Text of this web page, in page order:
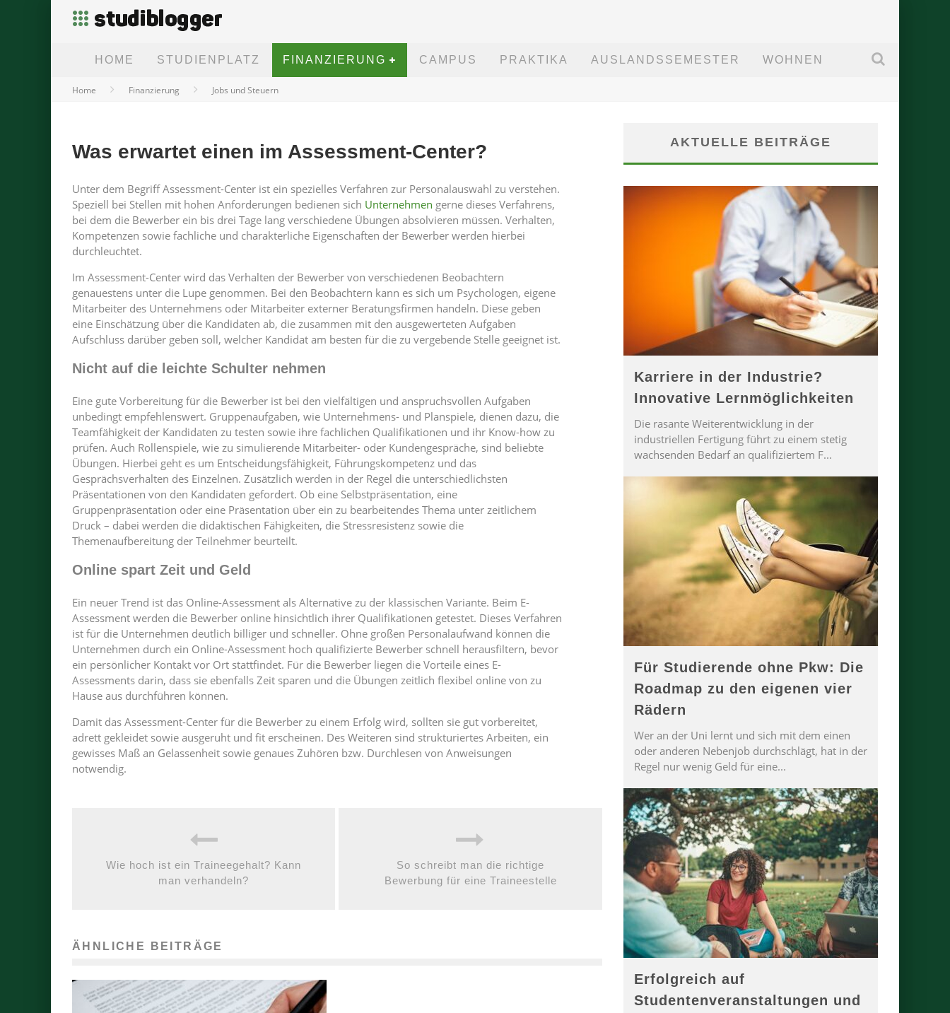
HOME STUDIENPLATZ FINANZIERUNG CAMPUS PRAKTIKA AUSLANDSSEMESTER WOHNEN
Home Finanzierung Jobs und Steuern
Was erwartet einen im Assessment-Center?
Unter dem Begriff Assessment-Center ist ein spezielles Verfahren zur Personalauswahl zu verstehen.
Speziell bei Stellen mit hohen Anforderungen bedienen sich Unternehmen gerne dieses Verfahrens,
bei dem die Bewerber ein bis drei Tage lang verschiedene Übungen absolvieren müssen. Verhalten,
Kompetenzen sowie fachliche und charakterliche Eigenschaften der Bewerber werden hierbei
durchleuchtet.
Im Assessment-Center wird das Verhalten der Bewerber von verschiedenen Beobachtern
genauestens unter die Lupe genommen. Bei den Beobachtern kann es sich um Psychologen, eigene
Mitarbeiter des Unternehmens oder Mitarbeiter externer Beratungsfirmen handeln. Diese geben
eine Einschätzung über die Kandidaten ab, die zusammen mit den ausgewerteten Aufgaben
Aufschluss darüber geben soll, welcher Kandidat am besten für die zu vergebende Stelle geeignet ist.
Nicht auf die leichte Schulter nehmen
Eine gute Vorbereitung für die Bewerber ist bei den vielfältigen und anspruchsvollen Aufgaben
unbedingt empfehlenswert. Gruppenaufgaben, wie Unternehmens- und Planspiele, dienen dazu, die
Teamfähigkeit der Kandidaten zu testen sowie ihre fachlichen Qualifikationen und ihr Know-how zu
prüfen. Auch Rollenspiele, wie zu simulierende Mitarbeiter- oder Kundengespräche, sind beliebte
Übungen. Hierbei geht es um Entscheidungsfähigkeit, Führungskompetenz und das
Gesprächsverhalten des Einzelnen. Zusätzlich werden in der Regel die unterschiedlichsten
Präsentationen von den Kandidaten gefordert. Ob eine Selbstpräsentation, eine
Gruppenpräsentation oder eine Präsentation über ein zu bearbeitendes Thema unter zeitlichem
Druck – dabei werden die didaktischen Fähigkeiten, die Stressresistenz sowie die
Themenaufbereitung der Teilnehmer beurteilt.
Online spart Zeit und Geld
Ein neuer Trend ist das Online-Assessment als Alternative zu der klassischen Variante. Beim E-
Assessment werden die Bewerber online hinsichtlich ihrer Qualifikationen getestet. Dieses Verfahren
ist für die Unternehmen deutlich billiger und schneller. Ohne großen Personalaufwand können die
Unternehmen durch ein Online-Assessment hoch qualifizierte Bewerber schnell herausfiltern, bevor
ein persönlicher Kontakt vor Ort stattfindet. Für die Bewerber liegen die Vorteile eines E-
Assessments darin, dass sie ebenfalls Zeit sparen und die Übungen zeitlich flexibel online von zu
Hause aus durchführen können.
Damit das Assessment-Center für die Bewerber zu einem Erfolg wird, sollten sie gut vorbereitet,
adrett gekleidet sowie ausgeruht und fit erscheinen. Des Weiteren sind strukturiertes Arbeiten, ein
gewisses Maß an Gelassenheit sowie genaues Zuhören bzw. Durchlesen von Anweisungen
notwendig.
Wie hoch ist ein Traineegehalt? Kann
man verhandeln?
So schreibt man die richtige
Bewerbung für eine Traineestelle
ÄHNLICHE BEITRÄGE
AKTUELLE BEITRÄGE
Karriere in der Industrie?
Innovative Lernmöglichkeiten
Die rasante Weiterentwicklung in der
industriellen Fertigung führt zu einem stetig
wachsenden Bedarf an qualifiziertem F...
Für Studierende ohne Pkw: Die
Roadmap zu den eigenen vier
Rädern
Wer an der Uni lernt und sich mit dem einen
oder anderen Nebenjob durchschlägt, hat in der
Regel nur wenig Geld für eine...
Erfolgreich auf
Studentenveranstaltungen und